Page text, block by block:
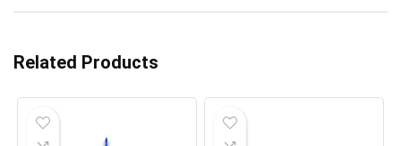
Related Products